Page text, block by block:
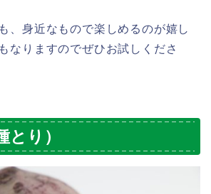
、身近なもので楽しめるのが嬉し
なりますのでぜひお試しくださ
とり）